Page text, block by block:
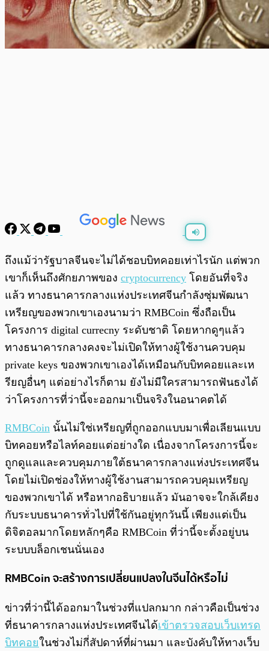
พร้อมเล่น 0:00 0:00
ถึงแม้ว่ารัฐบาลจีนจะไม่ได้ชอบบิทคอยเท่าไรนัก แต่พวก
เขาก็เห็นถึงศักยภาพของ cryptocurrency โดยอันที่จริง
แล้ว ทางธนาคารกลางแห่งประเทศจีนกำลังซุ่มพัฒนา
เหรียญของพวกเขาเองนามว่า RMBCoin ซึ่งถือเป็น
โครงการ digital currecny ระดับชาติ โดยหากดูๆแล้ว
ทางธนาคารกลางคงจะไม่เปิดให้ทางผู้ใช้งานควบคุม
private keys ของพวกเขาเองได้เหมือนกับบิทคอยและเห
รียญอื่นๆ แต่อย่างไรก็ตาม ยังไม่มีใครสามารถฟันธงได้
ว่าโครงการที่ว่านี้จะออกมาเป็นจริงในอนาคตได้
RMBCoin นั้นไม่ใช่เหรียญที่ถูกออกแบบมาเพื่อเลียนแบบ
บิทคอยหรือไลท์คอยแต่อย่างใด เนื่องจากโครงการนี้จะ
ถูกดูแลและควบคุมภายใต้ธนาคารกลางแห่งประเทศจีน
โดยไม่เปิดช่องให้ทางผู้ใช้งานสามารถควบคุมเหรียญ
ของพวกเขาได้ หรือหากอธิบายแล้ว มันอาจจะใกล้เคียง
กับระบบธนาคารทั่วไปที่ใช้กันอยู่ทุกวันนี้ เพียงแต่เป็น
ดิจิตอลมากโดยหลักๆคือ RMBCoin ที่ว่านี้จะตั้งอยู่บน
ระบบบล็อกเชนนั่นเอง
RMBCoin จะสร้างการเปลี่ยนแปลงในจีนได้หรือไม่
ข่าวที่ว่านี้ได้ออกมาในช่วงที่แปลกมาก กล่าวคือเป็นช่วง
ที่ธนาคารกลางแห่งประเทศจีนได้เข้าตรวจสอบเว็บเทรด
บิทคอยในช่วงไม่กี่สัปดาห์ที่ผ่านมา และบังคับให้ทางเว็บ